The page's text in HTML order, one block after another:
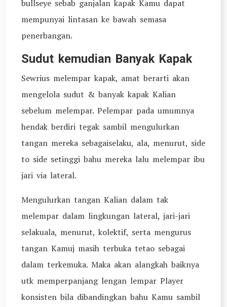
bullseye sebab ganjalan kapak Kamu dapat
mempunyai lintasan ke bawah semasa
penerbangan.
Sudut kemudian Banyak Kapak
Sewrius melempar kapak, amat berarti akan
mengelola sudut & banyak kapak Kalian
sebelum melempar. Pelempar pada umumnya
hendak berdiri tegak sambil mengulurkan
tangan mereka sebagaiselaku, ala, menurut, side
to side setinggi bahu mereka lalu melempar ibu
jari via lateral.
Mengulurkan tangan Kalian dalam tak
melempar dalam lingkungan lateral, jari-jari
selakuala, menurut, kolektif, serta mengurus
tangan Kamuj masih terbuka tetao sebagai
dalam terkemuka. Maka akan alangkah baiknya
utk memperpanjang lengan lempar Player
konsisten bila dibandingkan bahu Kamu sambil